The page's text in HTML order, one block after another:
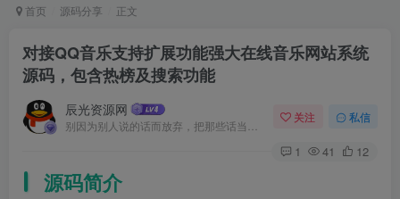
首页 源码分享 正文
对接QQ音乐支持扩展功能强大在线音乐网站系统
源码，包含热榜及搜索功能
辰光资源网 关注 私信
1 41 12
源码简介